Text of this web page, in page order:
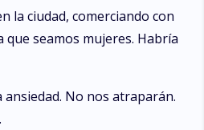
la ciudad, comerciando con
seamos mujeres. Habría
ansiedad. No nos atraparán.